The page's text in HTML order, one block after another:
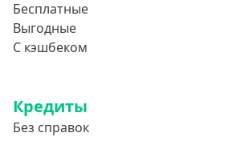
Бесплатные
Выгодные
С кэшбеком
Кредиты
Без справок